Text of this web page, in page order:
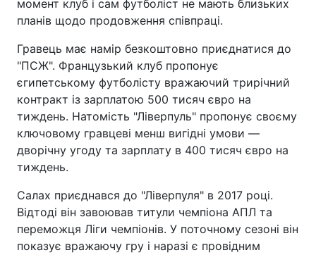
момент клуб і сам футболіст не мають близьких
планів щодо продовження співпраці.
Гравець має намір безкоштовно приєднатися до
"ПСЖ". Французький клуб пропонує
єгипетському футболісту вражаючий трирічний
контракт із зарплатою 500 тисяч євро на
тиждень. Натомість "Ліверпуль" пропонує своєму
ключовому гравцеві менш вигідні умови —
дворічну угоду та зарплату в 400 тисяч євро на
тиждень.
Салах приєднався до "Ліверпуля" в 2017 році.
Відтоді він завоював титули чемпіона АПЛ та
переможця Ліги чемпіонів. У поточному сезоні він
показує вражаючу гру і наразі є провідним